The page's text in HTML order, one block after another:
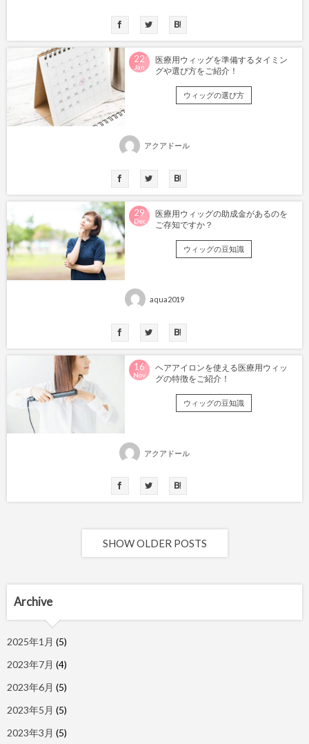
22
Jan
医療用ウィッグを準備するタイミン
グや選び方をご紹介！
ウィッグの選び方
アクアドール
29
Dec
医療用ウィッグの助成金があるのを
ご存知ですか？
ウィッグの豆知識
aqua2019
16
Nov
ヘアアイロンを使える医療用ウィッ
グの特徴をご紹介！
ウィッグの豆知識
アクアドール
SHOW OLDER POSTS
Archive
2025年1月 (5)
2023年7月 (4)
2023年6月 (5)
2023年5月 (5)
2023年3月 (5)